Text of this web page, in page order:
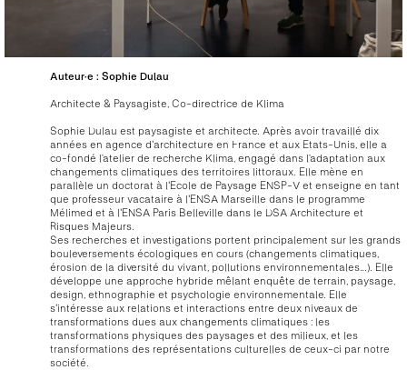
Auteur·e : Sophie Dulau
Architecte & Paysagiste Co-directrice de Klima
Sophie Dulau est paysagiste et architecte. Après avoir travaillé dix
années en agence d'architecture en France et aux Etats-Unis, elle a
co-fondé l’atelier de recherche Klima, engagé dans l’adaptation aux
changements climatiques des territoires littoraux. Elle mène en
parallèle un doctorat à l'Ecole de Paysage ENSP-V et enseigne en tant
que professeur vacataire à l'ENSA Marseille dans le programme
Mélimed et à l'ENSA Paris Belleville dans le DSA Architecture et
Risques Majeurs.
Ses recherches et investigations portent principalement sur les grands
bouleversements écologiques en cours (changements climatiques,
érosion de la diversité du vivant, pollutions environnementales…). Elle
développe une approche hybride mêlant enquête de terrain, paysage,
design, ethnographie et psychologie environnementale. Elle
s'intéresse aux relations et interactions entre deux niveaux de
transformations dues aux changements climatiques : les
transformations physiques des paysages et des milieux, et les
transformations des représentations culturelles de ceux-ci par notre
société.